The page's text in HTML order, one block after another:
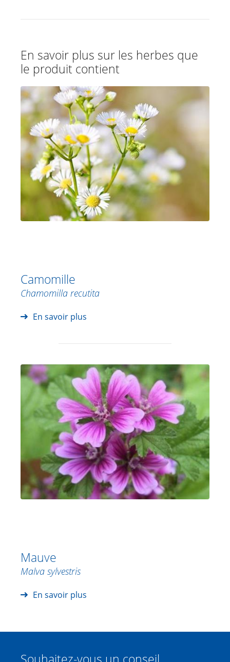
En savoir plus sur les herbes que
le produit contient
Camomille
Chamomilla recutita
En savoir plus
Mauve
Malva sylvestris
En savoir plus